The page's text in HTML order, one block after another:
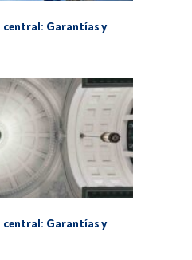
Garantías y
Garantías y